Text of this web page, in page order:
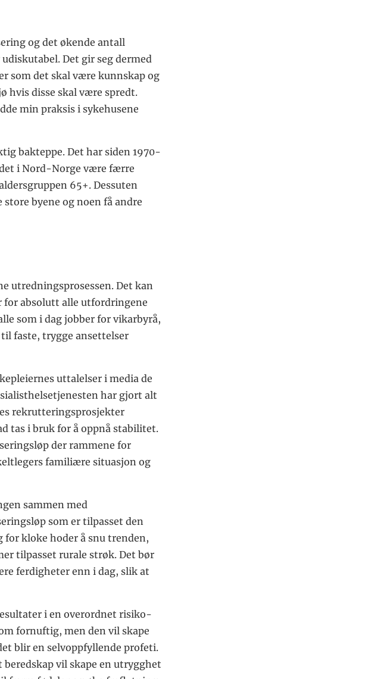
og det økende antall
Det gir seg dermed
som det skal være kunnskap og
hvis disse skal være spredt.
min praksis i sykehusene
bakteppe. Det har siden 1970-
i Nord-Norge være færre
65+. Dessuten
byene og noen få andre
utredningsprosessen. Det kan
for absolutt alle utfordringene
som i dag jobber for vikarbyrå,
faste, trygge ansettelser
uttalelser i media de
har gjort alt
rekrutteringsprosjekter
tas i bruk for å oppnå stabilitet.
der rammene for
familiære situasjon og
sammen med
som er tilpasset den
kloke hoder å snu trenden,
tilpasset rurale strøk. Det bør
ferdigheter enn i dag, slik at
i en overordnet risiko-
fornuftig, men den vil skape
blir en selvoppfyllende profeti.
vil skape en utrygghet